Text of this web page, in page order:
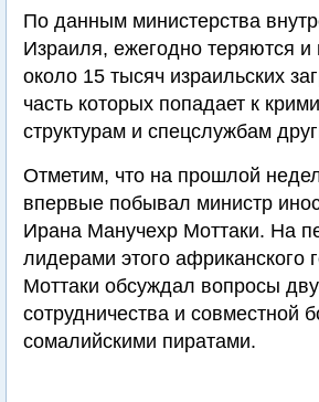
По данным министерства
Израиля, ежегодно теряются
около 15 тысяч израильских
часть которых попадает к
структурам и спецслужбам
Отметим, что на прошлой
впервые побывал министр
Ирана Манучехр Моттаки. На
лидерами этого африканского
Моттаки обсуждал вопросы
сотрудничества и совместной
сомалийскими пиратами.